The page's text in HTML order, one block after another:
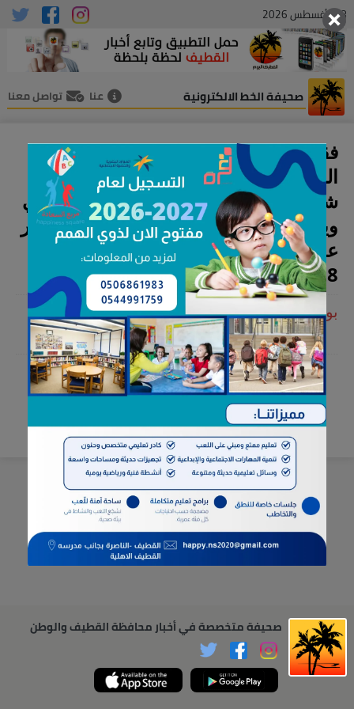
08 , أغسطس 2026
صحيفة الخط الالكترونية عنا تواصل معنا
فقد مواطن طير درة نيبالي في حي
الناصرة د في 1 يونيو 2026 و عمره 4
شهور ، ويوجد فيه حجلين أزرق و رصاصي
ويوجد فيهم أرقام الجوالات وعلى من يعثر
عليه الاتصال بنا وله مكافأة مالية
0569557998
بواسطة : - القطيف اليوم
03 , يوليو 2026 07:19 م
صحيفة متخصصة في أخبار محافظة القطيف والوطن